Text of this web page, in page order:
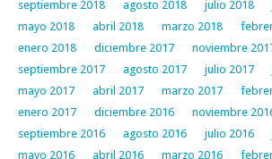
septiembre 2018
agosto 2018 julio 2018
mayo 2018
abril 2018 marzo 2018
enero 2018
diciembre 2017 noviembre
septiembre 2017
agosto 2017 julio 2017
mayo 2017
abril 2017 marzo 2017
enero 2017
diciembre 2016 noviembre
septiembre 2016
agosto 2016 julio 2016
mayo 2016
abril 2016 marzo 2016